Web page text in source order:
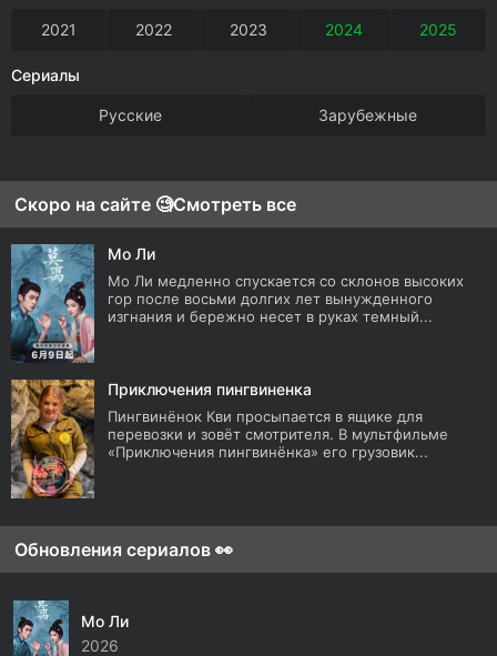
2021 2022 2023 2024 2025
Сериалы
Русские Зарубежные
Скоро на сайте 🧐Смотреть все
Мо Ли
Мо Ли медленно спускается со склонов высоких
гор после восьми долгих лет вынужденного
изгнания и бережно несет в руках темный...
Приключения пингвиненка
Пингвинёнок Кви просыпается в ящике для
перевозки и зовёт смотрителя. В мультфильме
«Приключения пингвинёнка» его грузовик...
Обновления сериалов 👀
Мо Ли
2026